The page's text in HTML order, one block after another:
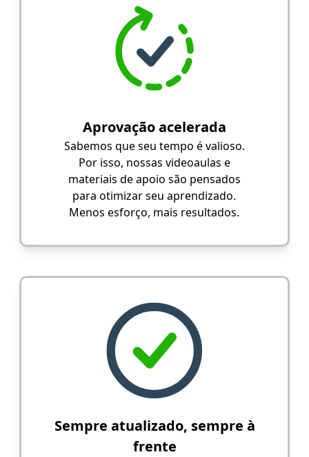
Aprovação acelerada
Sabemos que seu tempo é valioso.
Por isso, nossas videoaulas e
materiais de apoio são pensados
para otimizar seu aprendizado.
Menos esforço, mais resultados.
Sempre atualizado, sempre à
frente